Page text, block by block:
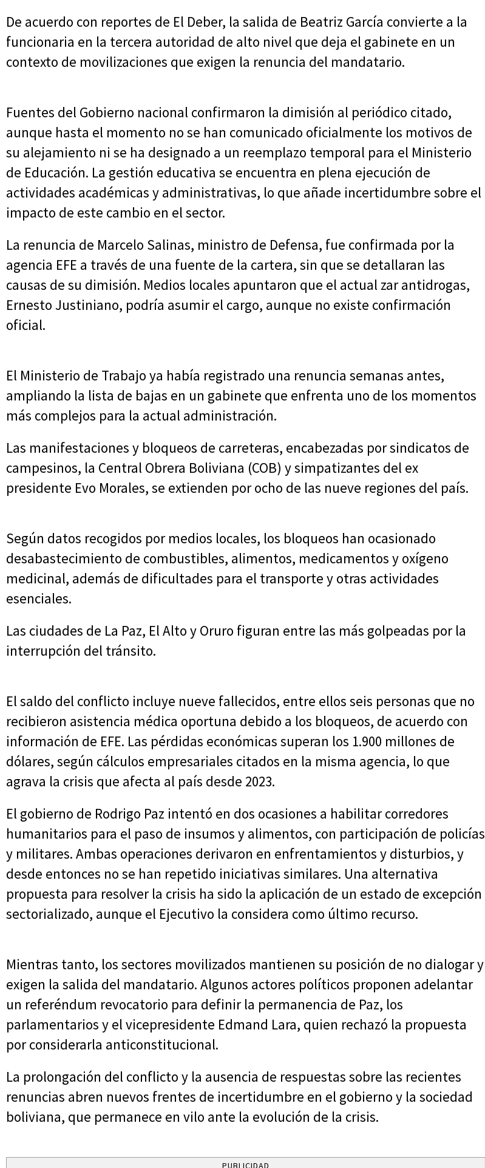
De acuerdo con reportes de El Deber, la salida de Beatriz García convierte a la
funcionaria en la tercera autoridad de alto nivel que deja el gabinete en un
contexto de movilizaciones que exigen la renuncia del mandatario.
Fuentes del Gobierno nacional confirmaron la dimisión al periódico citado,
aunque hasta el momento no se han comunicado oficialmente los motivos de
su alejamiento ni se ha designado a un reemplazo temporal para el Ministerio
de Educación. La gestión educativa se encuentra en plena ejecución de
actividades académicas y administrativas, lo que añade incertidumbre sobre el
impacto de este cambio en el sector.
La renuncia de Marcelo Salinas, ministro de Defensa, fue confirmada por la
agencia EFE a través de una fuente de la cartera, sin que se detallaran las
causas de su dimisión. Medios locales apuntaron que el actual zar antidrogas,
Ernesto Justiniano, podría asumir el cargo, aunque no existe confirmación
oficial.
El Ministerio de Trabajo ya había registrado una renuncia semanas antes,
ampliando la lista de bajas en un gabinete que enfrenta uno de los momentos
más complejos para la actual administración.
Las manifestaciones y bloqueos de carreteras, encabezadas por sindicatos de
campesinos, la Central Obrera Boliviana (COB) y simpatizantes del ex
presidente Evo Morales, se extienden por ocho de las nueve regiones del país.
Según datos recogidos por medios locales, los bloqueos han ocasionado
desabastecimiento de combustibles, alimentos, medicamentos y oxígeno
medicinal, además de dificultades para el transporte y otras actividades
esenciales.
Las ciudades de La Paz, El Alto y Oruro figuran entre las más golpeadas por la
interrupción del tránsito.
El saldo del conflicto incluye nueve fallecidos, entre ellos seis personas que no
recibieron asistencia médica oportuna debido a los bloqueos, de acuerdo con
información de EFE. Las pérdidas económicas superan los 1.900 millones de
dólares, según cálculos empresariales citados en la misma agencia, lo que
agrava la crisis que afecta al país desde 2023.
El gobierno de Rodrigo Paz intentó en dos ocasiones a habilitar corredores
humanitarios para el paso de insumos y alimentos, con participación de policías
y militares. Ambas operaciones derivaron en enfrentamientos y disturbios, y
desde entonces no se han repetido iniciativas similares. Una alternativa
propuesta para resolver la crisis ha sido la aplicación de un estado de excepción
sectorializado, aunque el Ejecutivo la considera como último recurso.
Mientras tanto, los sectores movilizados mantienen su posición de no dialogar y
exigen la salida del mandatario. Algunos actores políticos proponen adelantar
un referéndum revocatorio para definir la permanencia de Paz, los
parlamentarios y el vicepresidente Edmand Lara, quien rechazó la propuesta
por considerarla anticonstitucional.
La prolongación del conflicto y la ausencia de respuestas sobre las recientes
renuncias abren nuevos frentes de incertidumbre en el gobierno y la sociedad
boliviana, que permanece en vilo ante la evolución de la crisis.
PUBLICIDAD